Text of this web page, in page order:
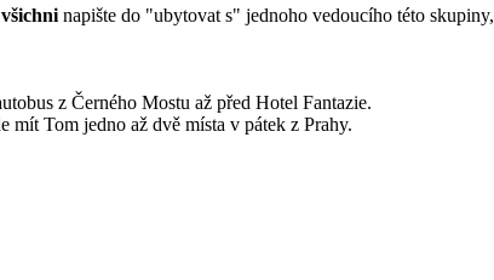
všichni napište do "ubytovat s" jednoho vedoucího této skupiny,
z Černého Mostu až před Hotel Fantazie.
mít Tom jedno až dvě místa v pátek z Prahy.